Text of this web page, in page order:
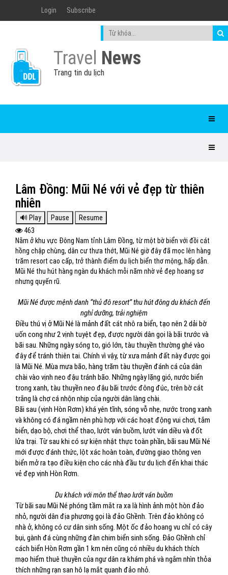
Login Subscribe
Travel News
Trang tin du lịch
Lâm Đồng: Mũi Né với vẻ đẹp từ thiên
nhiên
463
Nằm ở khu vực Đông Nam tỉnh Lâm Đồng, từ một bờ biển với đồi cát
hồng chập chùng, dân cư thưa thớt, Mũi Né giờ đây đã mọc lên hàng
trăm resort cao cấp, trở thành điểm du lịch biển thơ mộng, hấp dẫn.
Mũi Né thu hút hàng ngàn du khách mỗi năm nhờ vẻ đẹp hoang sơ
nhưng quyến rũ.
Mũi Né được mệnh danh “thủ đô resort” thu hút đông du khách đến
nghỉ dưỡng, trải nghiệm
Điều thú vị ở Mũi Né là mảnh đất cát nhô ra biển, tạo nên 2 dải bờ
uốn cong như 2 vịnh tuyệt đẹp, được người dân gọi là bãi trước và
bãi sau. Những ngày sóng to, gió lớn, tàu thuyền thường ghé vào
đây để tránh thiên tai. Chính vì vậy, từ xưa mảnh đất này được gọi
là Mũi Né. Mùa mưa bão, hàng trăm tàu thuyền đánh cá của dân
chài vào vịnh neo đậu tránh bão. Những ngày lặng gió, nước biển
trong xanh, tàu thuyền neo đậu bãi trước đông đúc, trên bờ cát
trắng là chợ cá nhộn nhịp của người dân làng chài.
Bãi sau (vịnh Hòn Rơm) khá yên tĩnh, sóng vỗ nhẹ, nước trong xanh
và không có đá ngầm nên phù hợp với các hoạt động vui chơi, tắm
biển, dạo bộ, chơi thể thao, lướt ván buồm, lướt ván diều và đốt
lửa trại. Từ sau khi có sự kiện nhật thực toàn phần, bãi sau Mũi Né
mới được đánh thức, lột xác hoàn toàn, đường giao thông ven
biển mở ra tạo điều kiện cho các nhà đầu tư du lịch đến khai thác
vẻ đẹp vịnh Hòn Rơm.
Du khách với môn thể thao lướt ván buồm
Từ bãi sau Mũi Né phóng tầm mắt ra xa là hình ảnh một hòn đảo
nhỏ, người dân địa phương gọi là đảo Ghềnh. Trên đảo không có
nhà ở, không có cư dân sinh sống. Một ốc đảo hoang vu chỉ có cây
bụi, gành đá cùng những đàn chim biển sinh sống. Đảo Ghềnh chỉ
cách biển Hòn Rơm gần 1 km nên cũng có nhiều du khách thích
mạo hiểm thuê thuyền của ngư dân ra khám phá và ngắm nhìn thỏa
thích những rạn san hô lạ mắt quanh đảo nhỏ.